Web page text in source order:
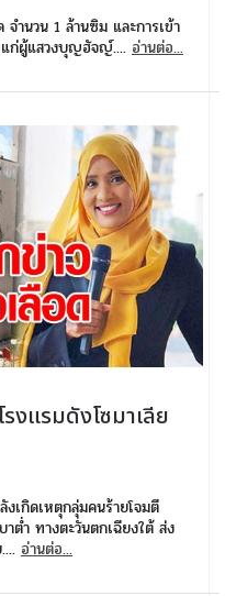
ำนวน 1 ล้านซิม และการเข้า
แก่ผู้แสวงบุญฮัจญ์.... อ่านต่อ...
งแรมดังโซมาเลีย
เกิดเหตุกลุ่มคนร้ายโจมตี
ต่ำ ทางตะวันตกเฉียงใต้ ส่ง
อ่านต่อ...